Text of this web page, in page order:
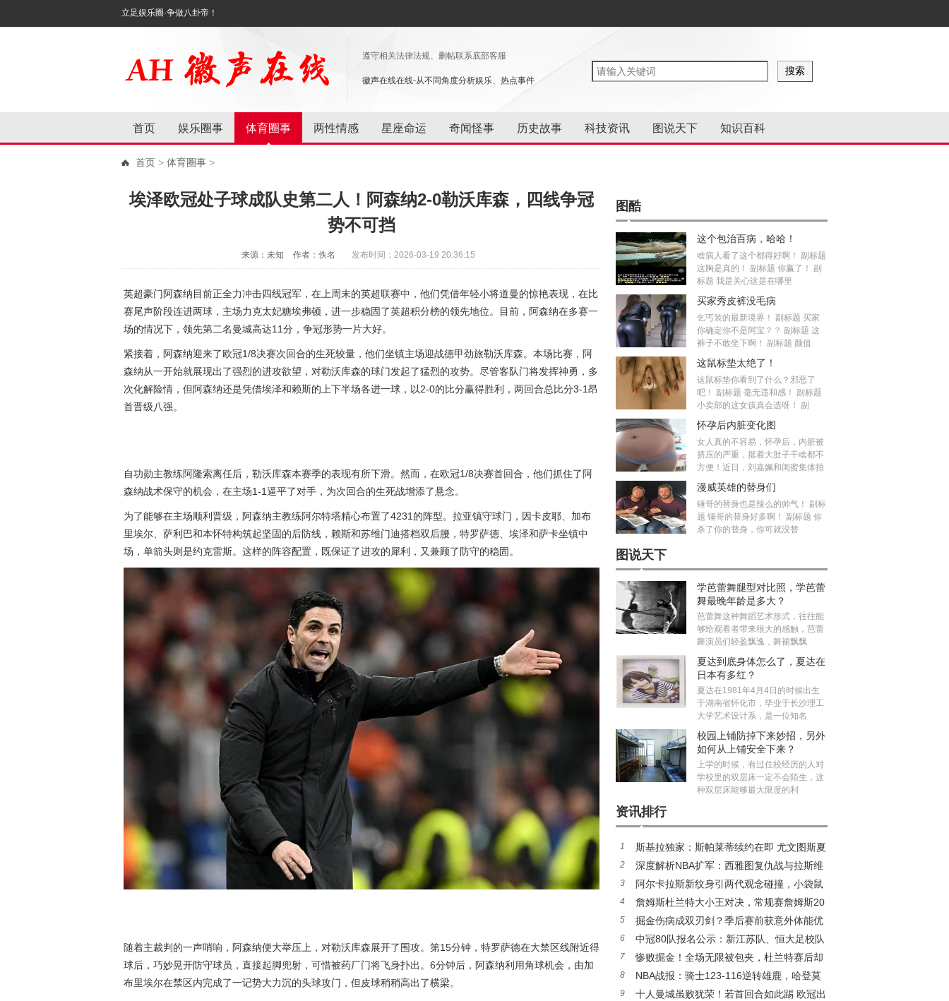
立足娱乐圈·争做八卦帝！
遵守相关法律法规、删帖联系底部客服
徽声在线在线-从不同角度分析娱乐、热点事件
首页 娱乐圈事 体育圈事 两性情感 星座命运 奇闻怪事 历史故事 科技资讯 图说天下 知识百科
首页 > 体育圈事 >
埃泽欧冠处子球成队史第二人！阿森纳2-0勒沃库森，四线争冠
势不可挡
来源：未知 作者：佚名 发布时间：2026-03-19 20:36:15
英超豪门阿森纳目前正全力冲击四线冠军，在上周末的英超联赛中，他们凭借年轻小将道曼的惊艳表现，在比
赛尾声阶段连进两球，主场力克太妃糖埃弗顿，进一步稳固了英超积分榜的领先地位。目前，阿森纳在多赛一
场的情况下，领先第二名曼城高达11分，争冠形势一片大好。
紧接着，阿森纳迎来了欧冠1/8决赛次回合的生死较量，他们坐镇主场迎战德甲劲旅勒沃库森。本场比赛，阿
森纳从一开始就展现出了强烈的进攻欲望，对勒沃库森的球门发起了猛烈的攻势。尽管客队门将发挥神勇，多
次化解险情，但阿森纳还是凭借埃泽和赖斯的上下半场各进一球，以2-0的比分赢得胜利，两回合总比分3-1昂
首晋级八强。
自功勋主教练阿隆索离任后，勒沃库森本赛季的表现有所下滑。然而，在欧冠1/8决赛首回合，他们抓住了阿
森纳战术保守的机会，在主场1-1逼平了对手，为次回合的生死战增添了悬念。
为了能够在主场顺利晋级，阿森纳主教练阿尔特塔精心布置了4231的阵型。拉亚镇守球门，因卡皮耶、加布
里埃尔、萨利巴和本怀特构筑起坚固的后防线，赖斯和苏维门迪搭档双后腰，特罗萨德、埃泽和萨卡坐镇中
场，单箭头则是约克雷斯。这样的阵容配置，既保证了进攻的犀利，又兼顾了防守的稳固。
随着主裁判的一声哨响，阿森纳便大举压上，对勒沃库森展开了围攻。第15分钟，特罗萨德在大禁区线附近得
球后，巧妙晃开防守球员，直接起脚兜射，可惜被药厂门将飞身扑出。6分钟后，阿森纳利用角球机会，由加
布里埃尔在禁区内完成了一记势大力沉的头球攻门，但皮球稍稍高出了横梁。
图酷
这个包治百病，哈哈！
啥病人看了这个都得好啊！ 副标题
这胸是真的！ 副标题 你赢了！ 副
标题 我是关心这是在哪里
买家秀皮裤没毛病
乞丐装的最新境界！ 副标题 买家
你确定你不是阿宝？？ 副标题 这
裤子不敢坐下啊！ 副标题 颜值
这鼠标垫太绝了！
这鼠标垫你看到了什么？邪恶了
吧！ 副标题 毫无违和感！ 副标题
小卖部的这女孩真会选呀！ 副
怀孕后内脏变化图
女人真的不容易，怀孕后，内脏被
挤压的严重，挺着大肚子干啥都不
方便！近日，刘嘉姵和闺蜜集体拍
漫威英雄的替身们
锤哥的替身也是辣么的帅气！ 副标
题 锤哥的替身好多啊！ 副标题 你
杀了你的替身，你可就没替
图说天下
学芭蕾舞腿型对比照，学芭蕾
舞最晚年龄是多大？
芭蕾舞这种舞蹈艺术形式，往往能
够给观看者带来很大的感触，芭蕾
舞演员们轻盈飘逸，舞裙飘飘
夏达到底身体怎么了，夏达在
日本有多红？
夏达在1981年4月4日的时候出生
于湖南省怀化市，毕业于长沙理工
大学艺术设计系，是一位知名
校园上铺防掉下来妙招，另外
如何从上铺安全下来？
上学的时候，有过住校经历的人对
学校里的双层床一定不会陌生，这
种双层床能够最大限度的利
资讯排行
1
斯基拉独家：斯帕莱蒂续约在即 尤文图斯夏
窗五线补强剑指欧冠
2
深度解析NBA扩军：西雅图复仇战与拉斯维
加斯新王朝的资本博弈
3
阿尔卡拉斯新纹身引两代观念碰撞，小袋鼠
成荣耀新印记
4
詹姆斯杜兰特大小王对决，常规赛詹姆斯20
胜11负，季后赛谁更胜一筹？
5
掘金伤病成双刃剑？季后赛前获意外体能优
势成秘密武器
6
中冠80队报名公示：新江苏队、恒大足校队
等在列，安徽一队候补
7
惨败掘金！全场无限被包夹，杜兰特赛后却
被批评，乌度卡让人寒心
8
NBA战报：骑士123-116逆转雄鹿，哈登莫
布利联手发威
9
十人曼城虽败犹荣！若首回合如此踢 欧冠出